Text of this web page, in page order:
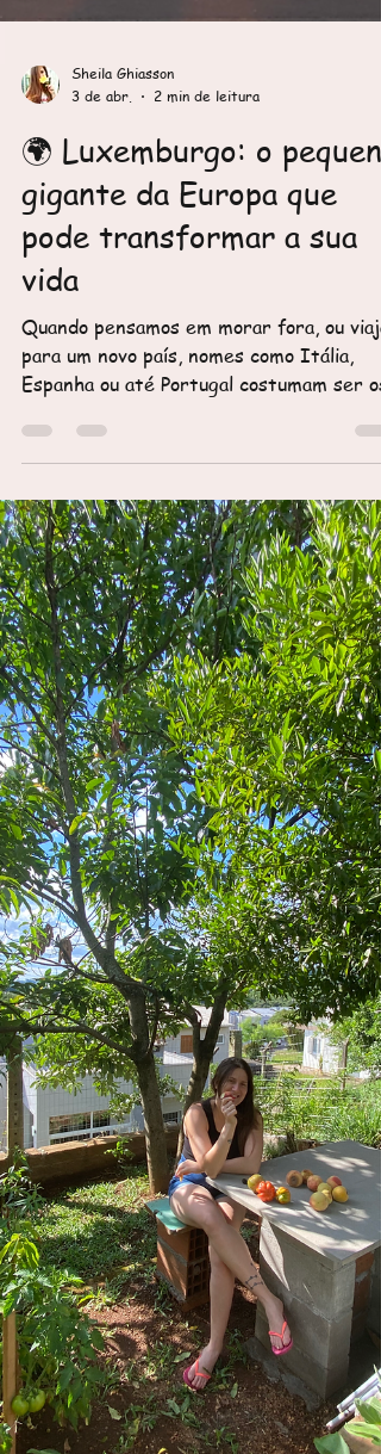
Sheila Ghiasson
3 de abr.
2 min de leitura
🌍 Luxemburgo: o pequeno
gigante da Europa que
pode transformar a sua
vida
para um novo país, nomes como Itália,
Espanha ou até Portugal costumam ser os
primeiros que vêm à mente. Mas existe
país pequeno, quase escondido no mapa,
surpreende em todos os sentidos:
Luxembourg. E depois de visitar esse
incrível recentemente, posso dizer: ele é
muito mais do que você imagina.
Luxemburgo é um dos menores países da
Europa, localizado entre Bélgica, França e
Alemanha. Apesar do tamanho, é
considerado um